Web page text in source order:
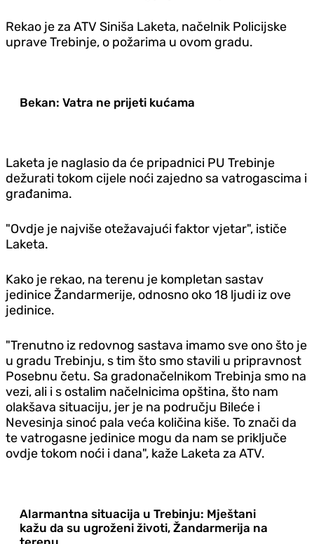
Rekao je za ATV Siniša Laketa, načelnik Policijske
uprave Trebinje, o požarima u ovom gradu.
Bekan: Vatra ne prijeti kućama
Laketa je naglasio da će pripadnici PU Trebinje
dežurati tokom cijele noći zajedno sa vatrogascima i
građanima.
"Ovdje je najviše otežavajući faktor vjetar", ističe
Laketa.
Kako je rekao, na terenu je kompletan sastav
jedinice Žandarmerije, odnosno oko 18 ljudi iz ove
jedinice.
"Trenutno iz redovnog sastava imamo sve ono što je
u gradu Trebinju, s tim što smo stavili u pripravnost
Posebnu četu. Sa gradonačelnikom Trebinja smo na
vezi, ali i s ostalim načelnicima opština, što nam
olakšava situaciju, jer je na području Bileće i
Nevesinja sinoć pala veća količina kiše. To znači da
te vatrogasne jedinice mogu da nam se priključe
ovdje tokom noći i dana", kaže Laketa za ATV.
Alarmantna situacija u Trebinju: Mještani
kažu da su ugroženi životi, Žandarmerija na